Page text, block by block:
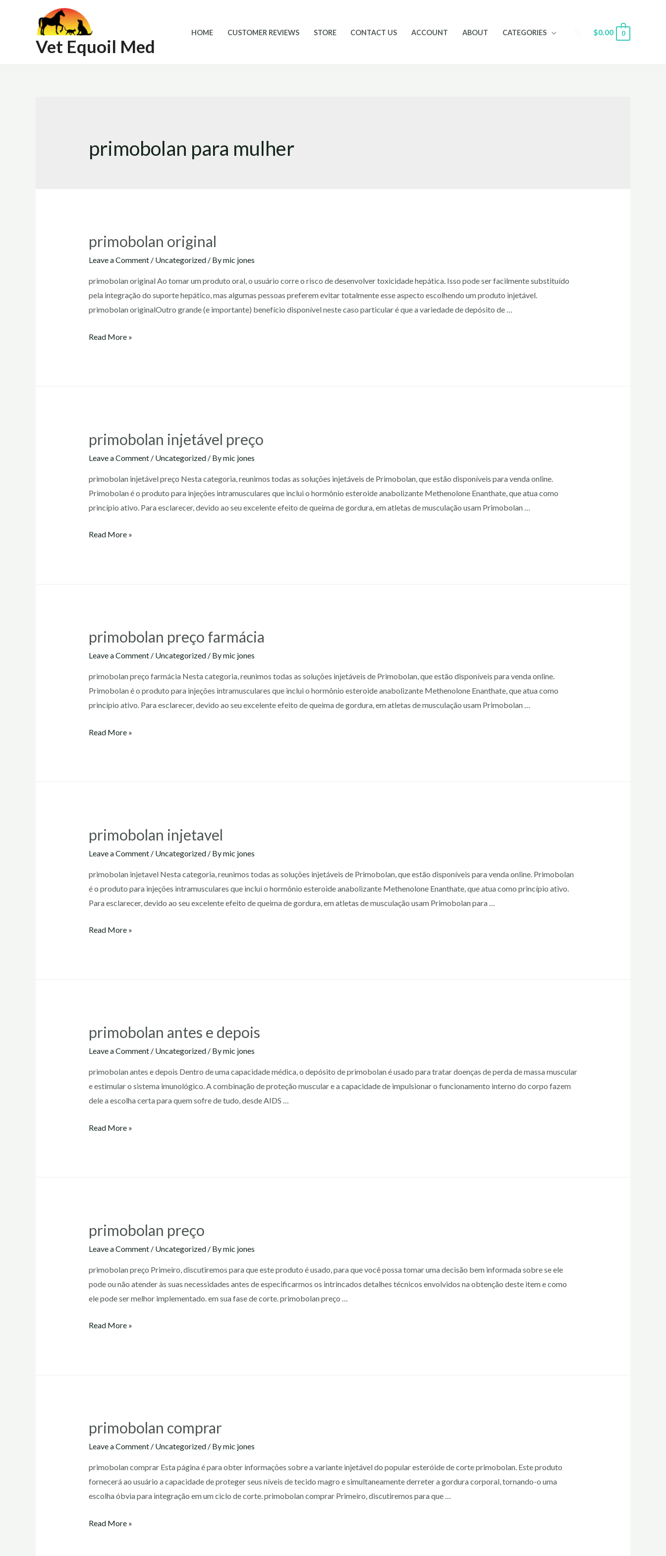
Vet Equoil Med
HOME CUSTOMER REVIEWS STORE CONTACT US ACCOUNT ABOUT CATEGORIES Search
$0.00 0
primobolan para mulher
primobolan original
Leave a Comment / Uncategorized/ Bymic jones
primobolan original Ao tomar um produto oral, o usuário corre o risco de desenvolver toxicidade hepática. Isso pode ser facilmente substituído
pela integração do suporte hepático, mas algumas pessoas preferem evitar totalmente esse aspecto escolhendo um produto injetável.
primobolan originalOutro grande (e importante) benefício disponível neste caso particular é que a variedade de depósito de …
primobolan
Read More »
primobolan injetável preço
Leave a Comment / Uncategorized/ Bymic jones
primobolan injetável preço Nesta categoria, reunimos todas as soluções injetáveis de Primobolan, que estão disponíveis para venda online.
Primobolan é o produto para injeções intramusculares que inclui o hormônio esteroide anabolizante Methenolone Enanthate, que atua como
princípio ativo. Para esclarecer, devido ao seu excelente efeito de queima de gordura, em atletas de musculação usam Primobolan …
primobolan
Read More »
primobolan preço farmácia
Leave a Comment / Uncategorized/ Bymic jones
primobolan preço farmácia Nesta categoria, reunimos todas as soluções injetáveis de Primobolan, que estão disponíveis para venda online.
Primobolan é o produto para injeções intramusculares que inclui o hormônio esteroide anabolizante Methenolone Enanthate, que atua como
princípio ativo. Para esclarecer, devido ao seu excelente efeito de queima de gordura, em atletas de musculação usam Primobolan …
primobolan
Read More »
primobolan injetavel
Leave a Comment / Uncategorized/ Bymic jones
primobolan injetavel Nesta categoria, reunimos todas as soluções injetáveis de Primobolan, que estão disponíveis para venda online. Primobolan
é o produto para injeções intramusculares que inclui o hormônio esteroide anabolizante Methenolone Enanthate, que atua como princípio ativo.
Para esclarecer, devido ao seu excelente efeito de queima de gordura, em atletas de musculação usam Primobolan para …
primobolan
Read More »
primobolan antes e depois
Leave a Comment / Uncategorized/ Bymic jones
primobolan antes e depois Dentro de uma capacidade médica, o depósito de primobolan é usado para tratar doenças de perda de massa muscular
e estimular o sistema imunológico. A combinação de proteção muscular e a capacidade de impulsionar o funcionamento interno do corpo fazem
dele a escolha certa para quem sofre de tudo, desde AIDS …
primobolan
Read More »
primobolan preço
Leave a Comment / Uncategorized/ Bymic jones
primobolan preço Primeiro, discutiremos para que este produto é usado, para que você possa tomar uma decisão bem informada sobre se ele
pode ou não atender às suas necessidades antes de especificarmos os intrincados detalhes técnicos envolvidos na obtenção deste item e como
ele pode ser melhor implementado. em sua fase de corte. primobolan preço …
primobolan
Read More »
primobolan comprar
Leave a Comment / Uncategorized/ Bymic jones
primobolan comprar Esta página é para obter informações sobre a variante injetável do popular esteróide de corte primobolan. Este produto
fornecerá ao usuário a capacidade de proteger seus níveis de tecido magro e simultaneamente derreter a gordura corporal, tornando-o uma
escolha óbvia para integração em um ciclo de corte. primobolan comprar Primeiro, discutiremos para que …
primobolan
Read More »